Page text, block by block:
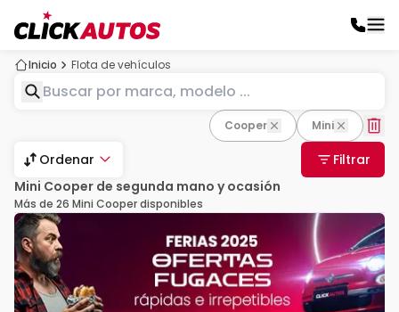
Inicio Flota de vehículos
Mini
Cooper
Ordenar
Filtrar
Mini Cooper de segunda mano y ocasión
Más de 26 Mini Cooper disponibles